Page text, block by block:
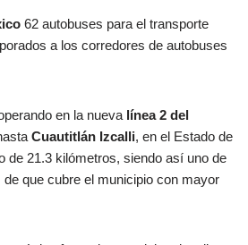
62 autobuses para el transporte
a los corredores de autobuses
en la nueva línea 2 del
Cuautitlán Izcalli, en el Estado de
de 21.3 kilómetros, siendo así uno de
que cubre el municipio con mayor